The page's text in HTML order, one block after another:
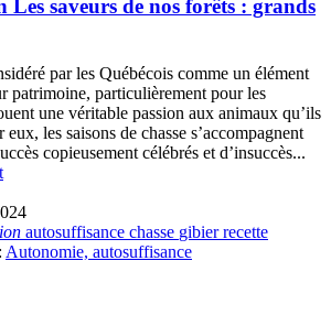
Les saveurs de nos forêts : grands
par les Québécois comme un élément
patrimoine, particulièrement pour les
une véritable passion aux animaux qu’ils
les saisons de chasse s’accompagnent
copieusement célébrés et d’insuccès...
autosuffisance chasse gibierrecette
Autonomie, autosuffisance